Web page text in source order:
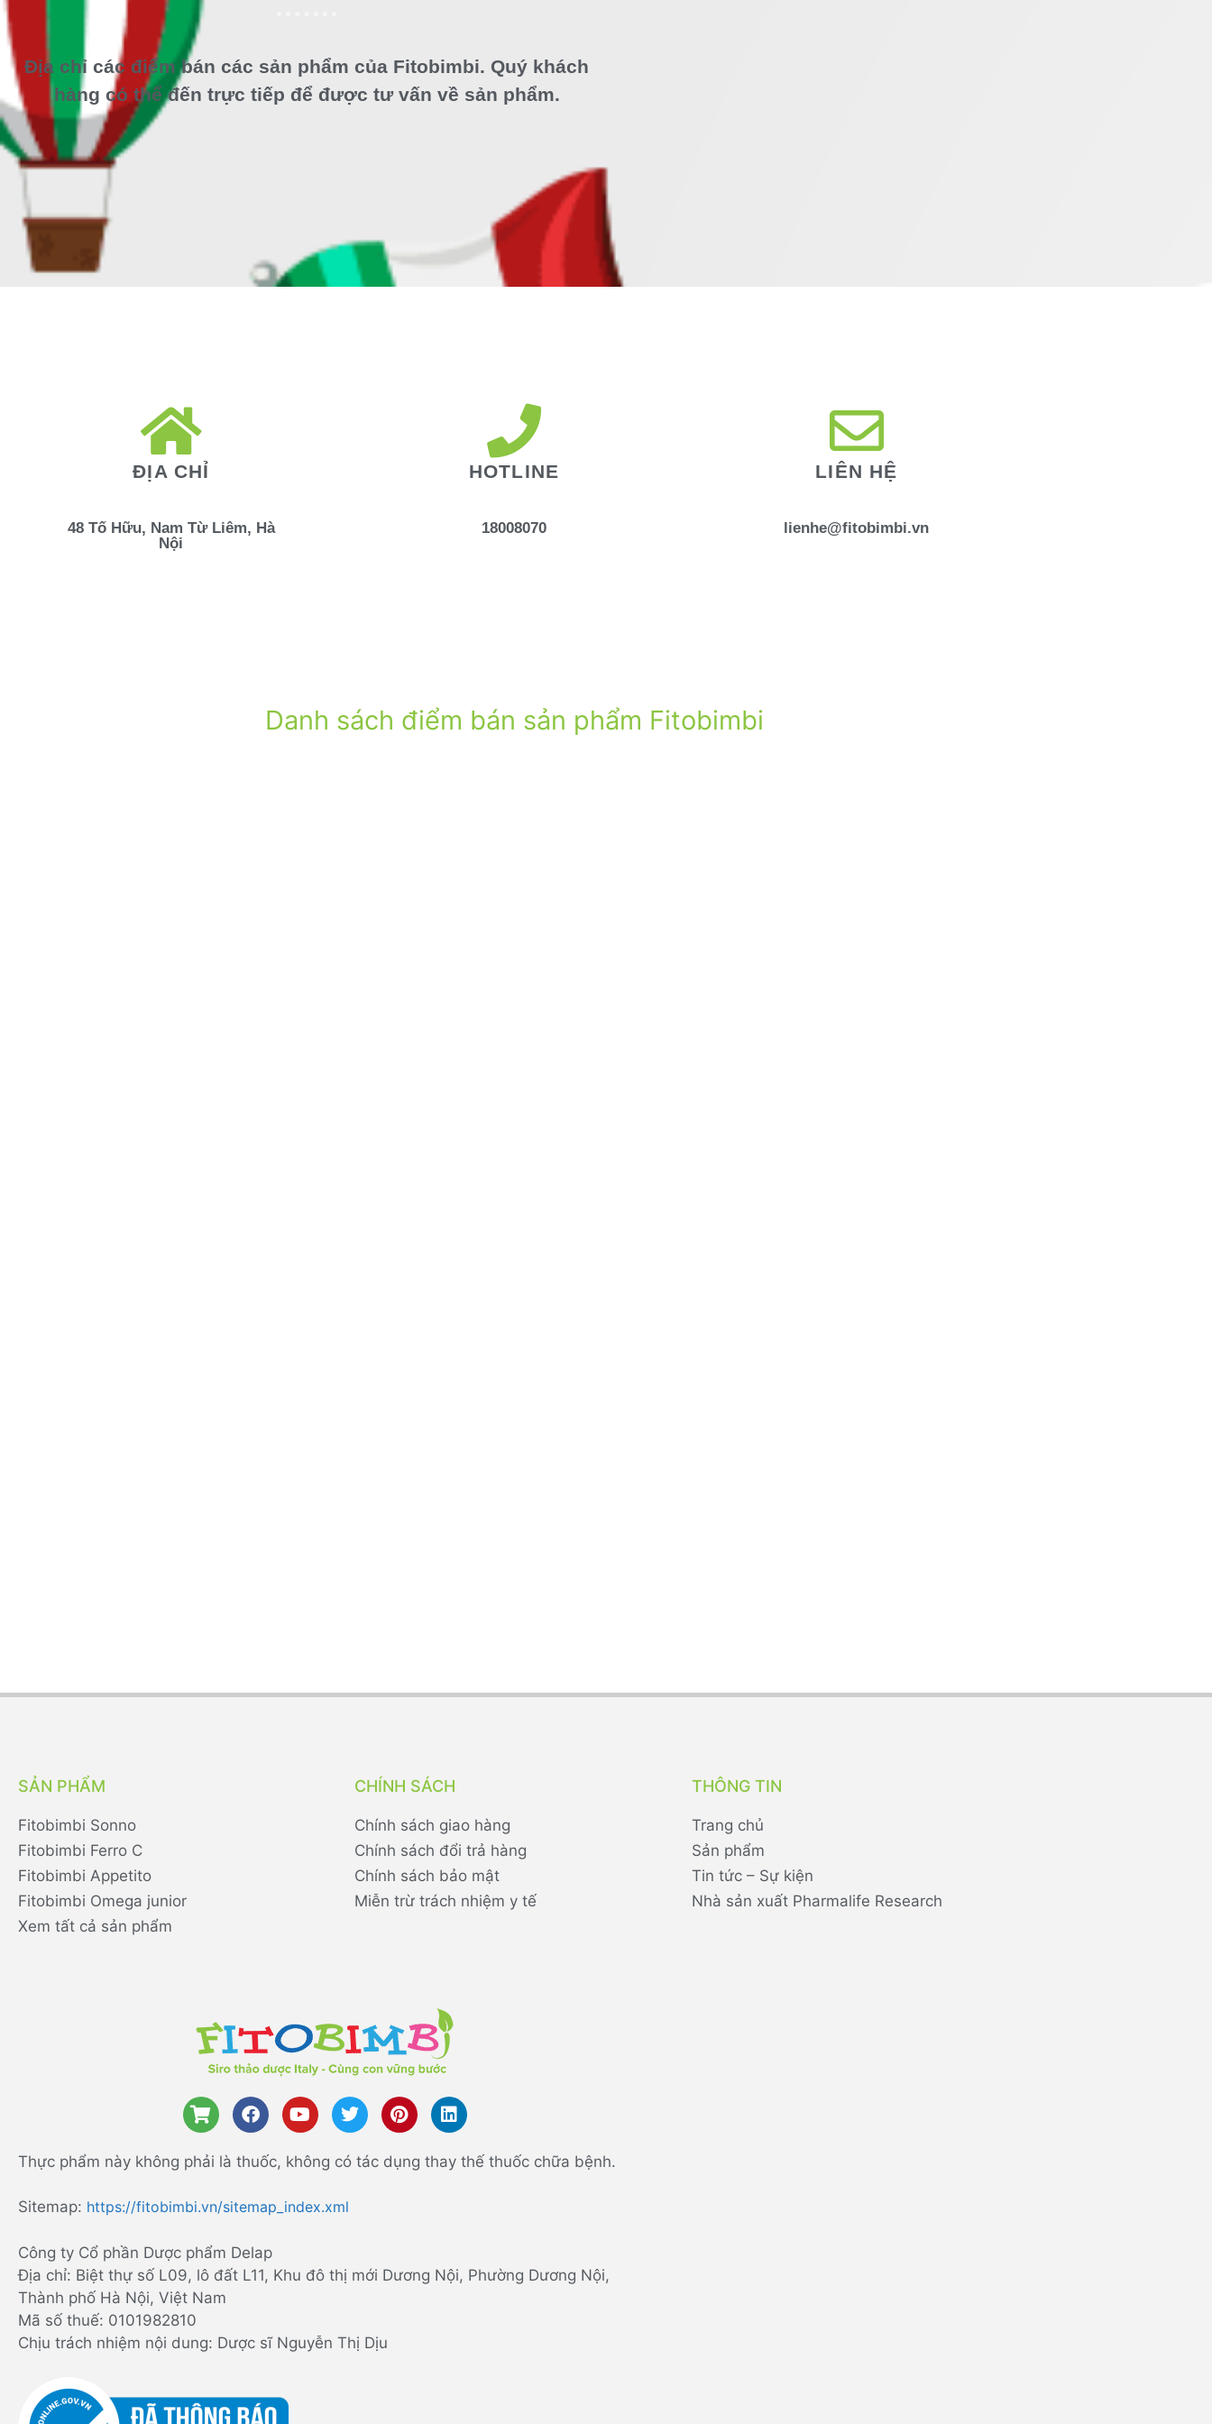
Địa chỉ các điểm bán các sản phẩm của Fitobimbi. Quý khách
hàng có thể đến trực tiếp để được tư vấn về sản phẩm.
ĐỊA CHỈ
48 Tố Hữu, Nam Từ Liêm, Hà
Nội
HOTLINE
18008070
LIÊN HỆ
lienhe@fitobimbi.vn
Danh sách điểm bán sản phẩm Fitobimbi
SẢN PHẨM
Fitobimbi Sonno
Fitobimbi Ferro C
Fitobimbi Appetito
Fitobimbi Omega junior
Xem tất cả sản phẩm
CHÍNH SÁCH
Chính sách giao hàng
Chính sách đổi trả hàng
Chính sách bảo mật
Miễn trừ trách nhiệm y tế
THÔNG TIN
Trang chủ
Sản phẩm
Tin tức – Sự kiện
Nhà sản xuất Pharmalife Research
Thực phẩm này không phải là thuốc, không có tác dụng thay thế thuốc chữa bệnh.
Sitemap: https://fitobimbi.vn/sitemap_index.xml
Công ty Cổ phần Dược phẩm Delap
Địa chỉ: Biệt thự số L09, lô đất L11, Khu đô thị mới Dương Nội, Phường Dương Nội,
Thành phố Hà Nội, Việt Nam
Mã số thuế: 0101982810
Chịu trách nhiệm nội dung: Dược sĩ Nguyễn Thị Dịu